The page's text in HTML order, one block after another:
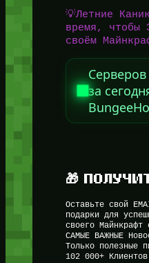
💡Летние
время, чтобы
своём
за
🎁
Оставьте свой
подарки для
своего
САМЫЕ ВАЖНЫЕ
Только полезные
102 000+